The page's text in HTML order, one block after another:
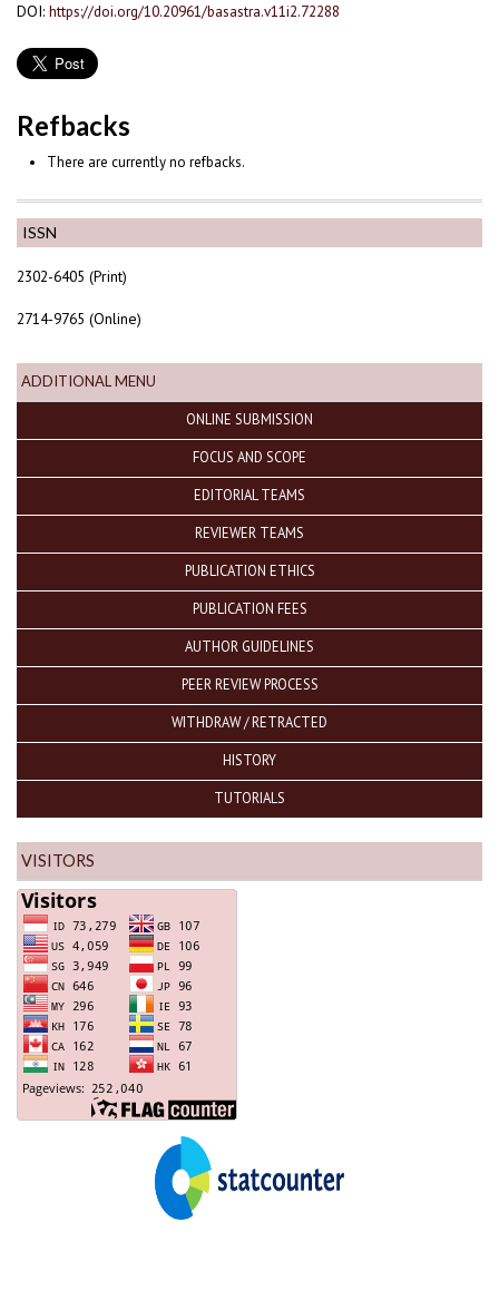
ISSN
2302-6405 (Print)
2714-9765 (Online)
ADDITIONAL MENU
ONLINE SUBMISSION
FOCUS AND SCOPE
EDITORIAL TEAMS
REVIEWER TEAMS
PUBLICATION ETHICS
PUBLICATION FEES
AUTHOR GUIDELINES
PEER REVIEW PROCESS
WITHDRAW / RETRACTED
HISTORY
TUTORIALS
VISITORS
DOI: https://doi.org/10.20961/basastra.v11i2.72288
Refbacks
There are currently no refbacks.